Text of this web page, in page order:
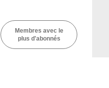
Membres avec le
plus d'abonnés